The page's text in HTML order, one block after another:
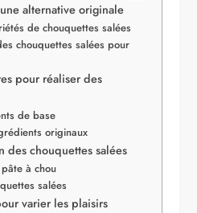
alternative originale
de chouquettes salées
chouquettes salées pour
pour réaliser des
de base
originaux
des chouquettes salées
à chou
salées
varier les plaisirs